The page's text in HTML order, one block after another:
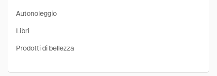
Autonoleggio
Libri
Prodotti di bellezza